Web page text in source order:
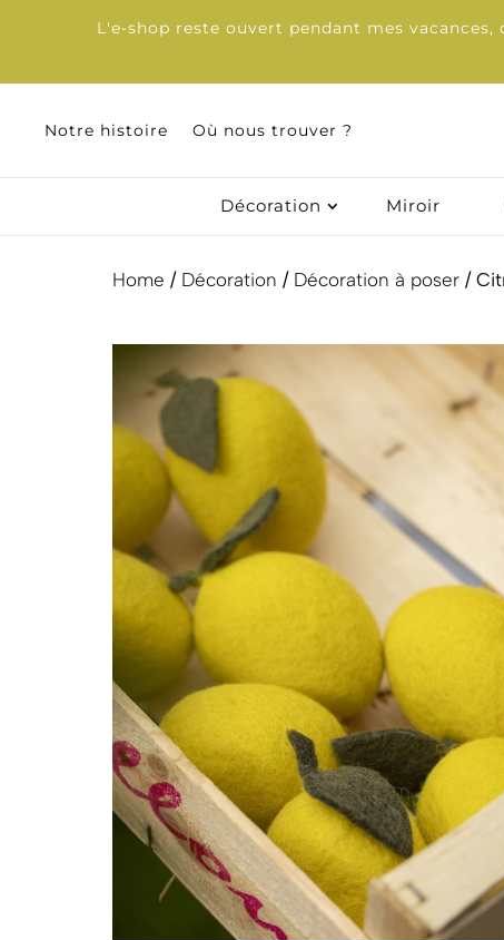
L'e-shop reste ouvert pendant mes
Notre histoire Où nous trouver ?
Décoration Miroir
Notre histoire Où nous trouver ?
Décoration Miroir
Home / Décoration / Décoration à poser/